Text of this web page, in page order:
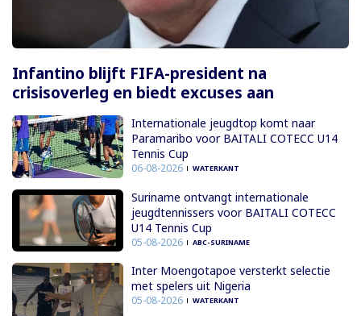
Infantino blijft FIFA-president na
crisisoverleg en biedt excuses aan
Internationale jeugdtop komt naar
Paramaribo voor BAITALI COTECC U14
Tennis Cup
06-08-2026 WATERKANT
Suriname ontvangt internationale
jeugdtennissers voor BAITALI COTECC
U14 Tennis Cup
05-08-2026 ABC-SURINAME
Inter Moengotapoe versterkt selectie
met spelers uit Nigeria
05-08-2026 WATERKANT